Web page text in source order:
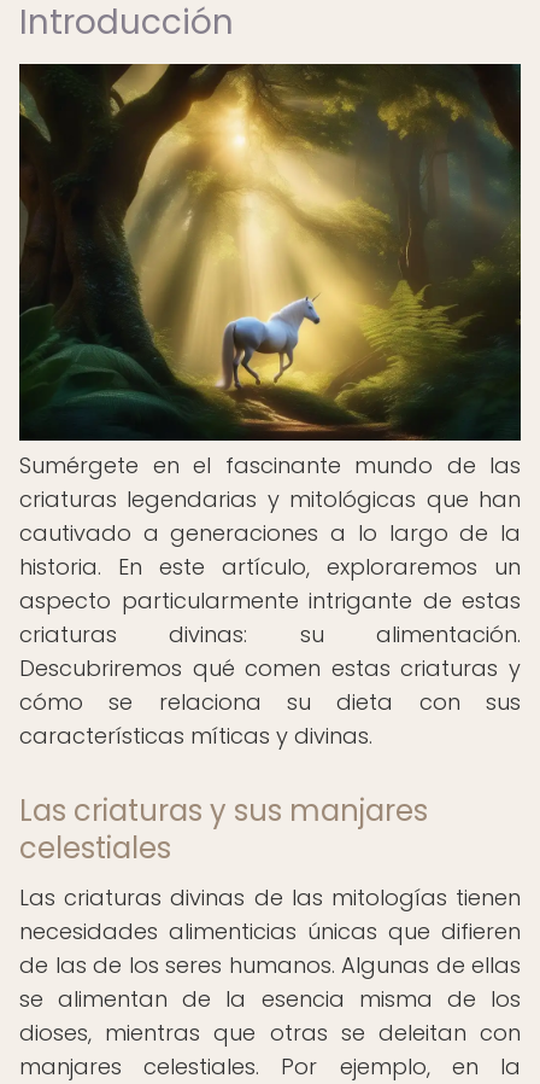
Introducción
Sumérgete en el fascinante mundo de las
criaturas legendarias y mitológicas que han
cautivado a generaciones a lo largo de la
historia. En este artículo, exploraremos un
aspecto particularmente intrigante de estas
criaturas divinas: su alimentación.
Descubriremos qué comen estas criaturas y
cómo se relaciona su dieta con sus
características míticas y divinas.
Las criaturas y sus manjares
celestiales
Las criaturas divinas de las mitologías tienen
necesidades alimenticias únicas que difieren
de las de los seres humanos. Algunas de ellas
se alimentan de la esencia misma de los
dioses, mientras que otras se deleitan con
manjares celestiales. Por ejemplo, en la